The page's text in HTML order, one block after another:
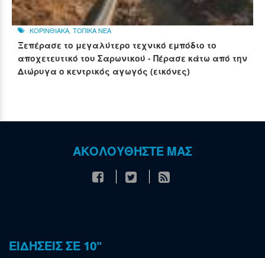
ΚΟΡΙΝΘΙΑΚΑ ΤΟΠΙΚΑ ΝΕΑ
Ξεπέρασε το μεγαλύτερο τεχνικό εμπόδιο το
αποχετευτικό του Σαρωνικού - Πέρασε κάτω από την
Διώρυγα ο κεντρικός αγωγός (εικόνες)
ΑΚΟΛΟΥΘΗΣΤΕ ΜΑΣ
ΕΙΔΗΣΕΙΣ ΣΕ 10"